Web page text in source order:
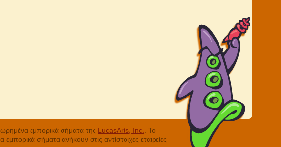
εμπορικά σήματα της LucasArts, Inc.
. Το
σήματα ανήκουν στις αντίστοιχες εταιρείες